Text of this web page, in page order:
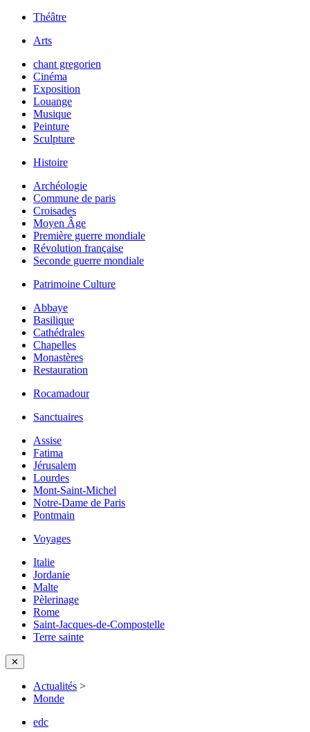
Théâtre
Arts
chant gregorien
Cinéma
Exposition
Louange
Musique
Peinture
Sculpture
Histoire
Archéologie
Commune de paris
Croisades
Moyen Âge
Première guerre mondiale
Révolution française
Seconde guerre mondiale
Patrimoine Culture
Abbaye
Basilique
Cathédrales
Chapelles
Monastères
Restauration
Rocamadour
Sanctuaires
Assise
Fatima
Jérusalem
Lourdes
Mont-Saint-Michel
Notre-Dame de Paris
Pontmain
Voyages
Italie
Jordanie
Malte
Pèlerinage
Rome
Saint-Jacques-de-Compostelle
Terre sainte
✕
Actualités >
Monde
edc